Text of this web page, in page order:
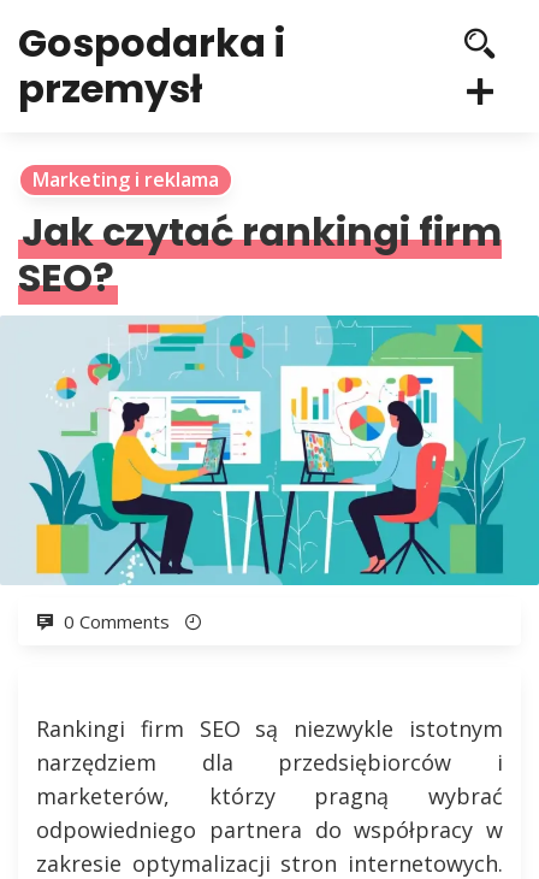
Gospodarka i
przemysł
Marketing i reklama
Jak czytać rankingi firm
SEO?
0 Comments
Rankingi firm SEO są niezwykle istotnym
narzędziem dla przedsiębiorców i
marketerów, którzy pragną wybrać
odpowiedniego partnera do współpracy w
zakresie optymalizacji stron internetowych.